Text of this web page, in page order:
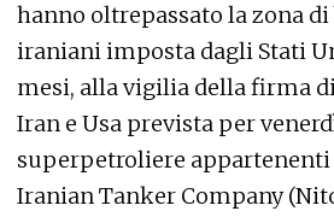
hanno oltrepassato la zona
iraniani imposta dagli Stati
mesi, alla vigilia della firma
Iran e Usa prevista per
superpetroliere
Iranian Tanker Company